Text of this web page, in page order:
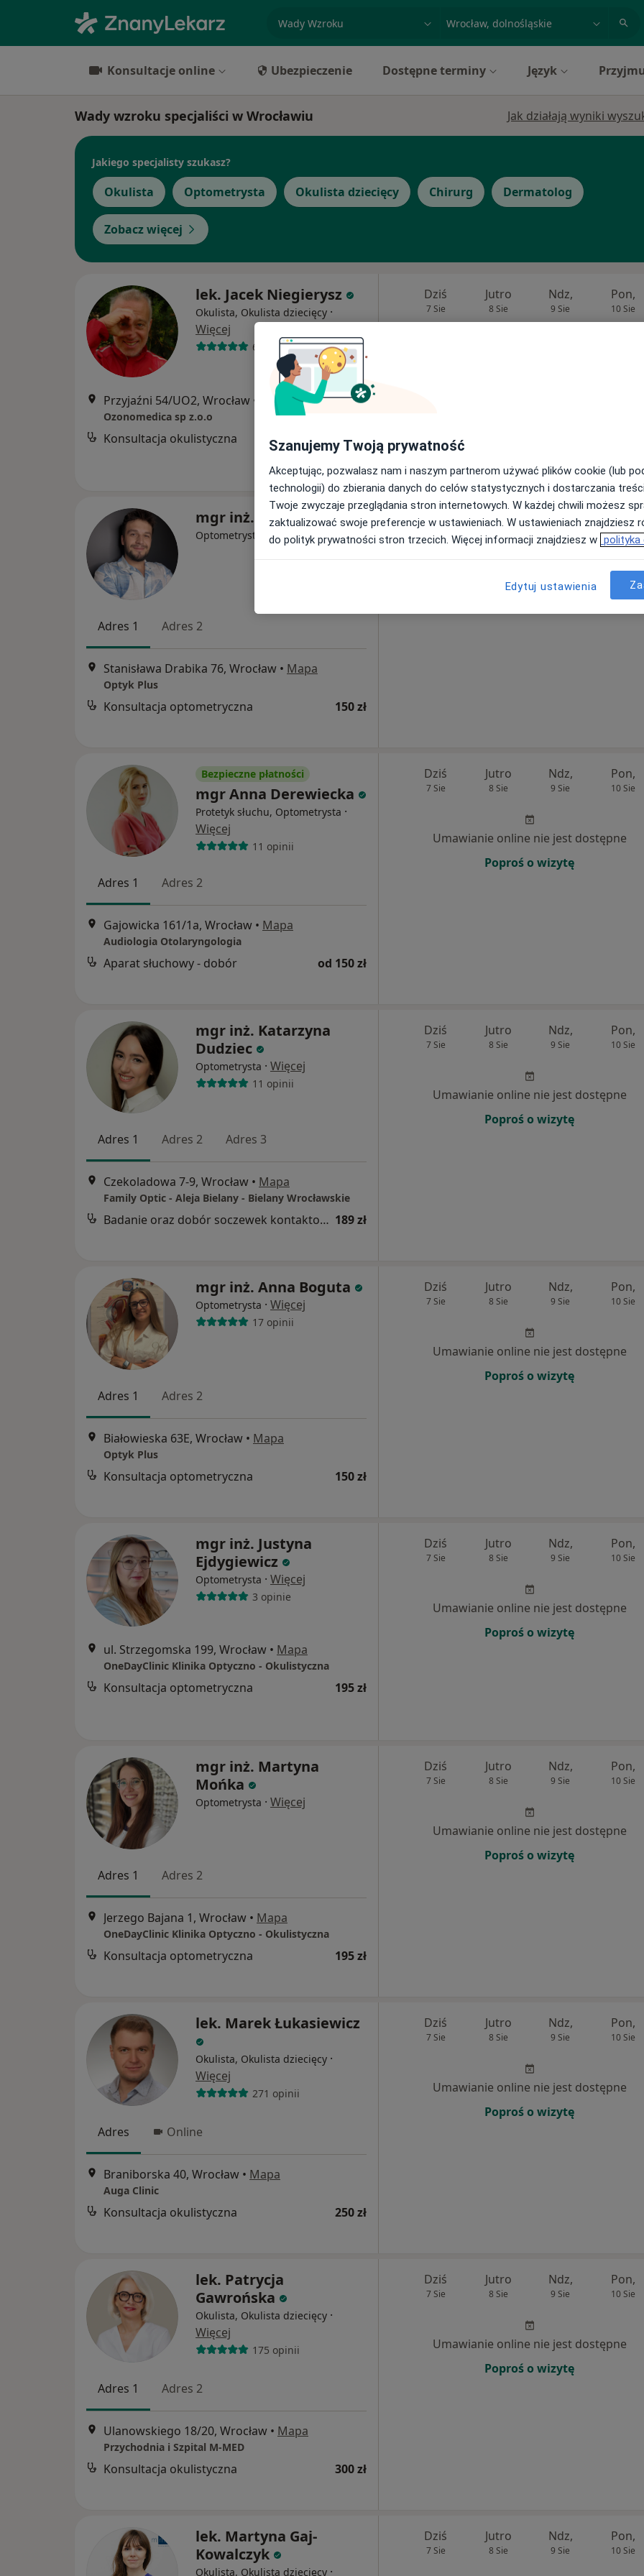
miasto lub dzielnica
Konsultacje online Ubezpieczenie Dostępne terminy Język
Wady wzroku specjaliści w Wrocławiu Jak działają wyniki
Jakiego specjalisty szukasz?
Okulista Optometrysta Okulista dziecięcy Chirurg Dermatolog
Zobacz więcej
lek. Jacek Niegierysz
Okulista, Okulista dziecięcy ·
Więcej
675 opinii
Przyjaźni 54/UO2, Wrocław • Mapa
Ozonomedica sp z.o.o
Konsultacja okulistyczna od 260 zł
Dziś
7 Sie
Jutro
8 Sie
Ndz,
9 Sie
Pon,
10 Sie
mgr inż. Jędrzej Skok
Optometrysta ·Więcej
Adres 1 Adres 2
Stanisława Drabika 76, Wrocław • Mapa
Optyk Plus
Konsultacja optometryczna 150 zł
Dziś Jutro Ndz, Pon,
10 Sie
Umawianie online nie jest dostępne
Bezpieczne płatności
mgr Anna Derewiecka
Protetyk słuchu, Optometrysta ·
Więcej
11 opinii
Adres 1 Adres 2
Gajowicka 161/1a, Wrocław • Mapa
Audiologia Otolaryngologia
Aparat słuchowy - dobór od 150 zł
Dziś
7 Sie
Jutro
8 Sie
Ndz,
9 Sie
Pon,
10 Sie
Umawianie online nie jest dostępne
Poproś o wizytę
mgr inż. Katarzyna
Dudziec
Optometrysta · Więcej
11 opinii
Adres 1 Adres 2 Adres 3
Czekoladowa 7-9, Wrocław • Mapa
Family Optic - Aleja Bielany - Bielany Wrocławskie
Badanie oraz dobór soczewek kontaktowych 189 zł
Dziś
7 Sie
Jutro
8 Sie
Ndz,
9 Sie
Pon,
10 Sie
Umawianie online nie jest dostępne
Poproś o wizytę
mgr inż. Anna Boguta
Optometrysta · Więcej
17 opinii
Adres 1 Adres 2
Białowieska 63E, Wrocław • Mapa
Optyk Plus
Konsultacja optometryczna 150 zł
Dziś
7 Sie
Jutro
8 Sie
Ndz,
9 Sie
Pon,
10 Sie
Umawianie online nie jest dostępne
Poproś o wizytę
mgr inż. Justyna
Ejdygiewicz
Optometrysta · Więcej
3 opinie
ul. Strzegomska 199, Wrocław • Mapa
OneDayClinic Klinika Optyczno - Okulistyczna
Konsultacja optometryczna 195 zł
Dziś
7 Sie
Jutro
8 Sie
Ndz,
9 Sie
Pon,
10 Sie
Umawianie online nie jest dostępne
Poproś o wizytę
mgr inż. Martyna
Mońka
Optometrysta · Więcej
Adres 1 Adres 2
Jerzego Bajana 1, Wrocław • Mapa
OneDayClinic Klinika Optyczno - Okulistyczna
Konsultacja optometryczna 195 zł
Dziś
7 Sie
Jutro
8 Sie
Ndz,
9 Sie
Pon,
10 Sie
Umawianie online nie jest dostępne
Poproś o wizytę
lek. Marek Łukasiewicz
Okulista, Okulista dziecięcy ·
Więcej
271 opinii
Adres Online
Braniborska 40, Wrocław • Mapa
Auga Clinic
Konsultacja okulistyczna 250 zł
Dziś
7 Sie
Jutro
8 Sie
Ndz,
9 Sie
Pon,
10 Sie
Umawianie online nie jest dostępne
Poproś o wizytę
lek. Patrycja
Gawrońska
Okulista, Okulista dziecięcy ·
Więcej
175 opinii
Adres 1 Adres 2
Ulanowskiego 18/20, Wrocław • Mapa
Przychodnia i Szpital M-MED
Konsultacja okulistyczna 300 zł
Dziś
7 Sie
Jutro
8 Sie
Ndz,
9 Sie
Pon,
10 Sie
Umawianie online nie jest dostępne
Poproś o wizytę
lek. Martyna Gaj-
Kowalczyk
Okulista, Okulista dziecięcy ·
Dziś
7 Sie
Jutro
8 Sie
Ndz,
9 Sie
Pon,
10 Sie
Szanujemy Twoją prywatność
Akceptując, pozwalasz nam i naszym partnerom używać plików cookie (lub
technologii) do zbierania danych do celów statystycznych i dostarczania
Twoje zwyczaje przeglądania stron internetowych. W każdej chwili możesz
zaktualizować swoje preferencje w ustawieniach. W ustawieniach znajdziesz
do polityk prywatności stron trzecich. Więcej informacji znajdziesz w polityka
Edytuj ustawienia